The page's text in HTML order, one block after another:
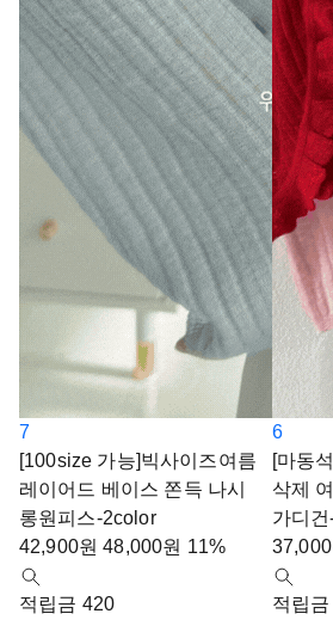
7
[100size 가능]빅사이즈여름
레이어드 베이스 쫀득 나시
롱원피스-2color
42,900원 48,000원 11%
적립금 420
6
[마동
삭제
가디
37,000
적립